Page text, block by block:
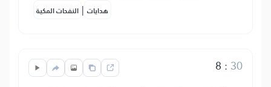
النفحات المكية | هدايات
8 : 30